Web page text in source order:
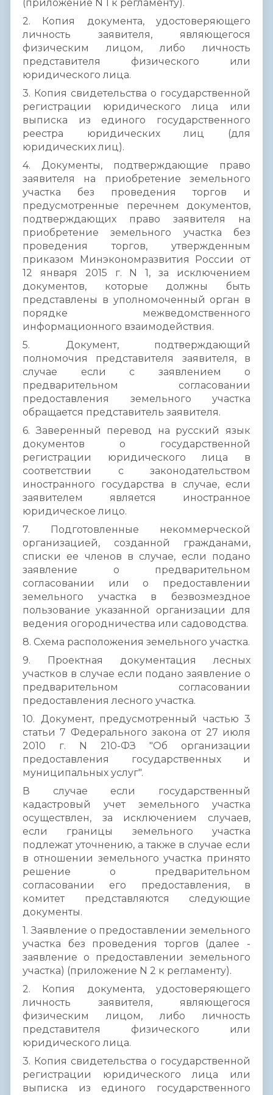
(приложение N 1 к регламенту).
2. Копия документа, удостоверяющего
личность заявителя, являющегося
физическим лицом, либо личность
представителя физического или
юридического лица.
3. Копия свидетельства о государственной
регистрации юридического лица или
выписка из единого государственного
реестра юридических лиц (для
юридических лиц).
4. Документы, подтверждающие право
заявителя на приобретение земельного
участка без проведения торгов и
предусмотренные перечнем документов,
подтверждающих право заявителя на
приобретение земельного участка без
проведения торгов, утвержденным
приказом Минэкономразвития России от
12 января 2015 г. N 1, за исключением
документов, которые должны быть
представлены в уполномоченный орган в
порядке межведомственного
информационного взаимодействия.
5. Документ, подтверждающий
полномочия представителя заявителя, в
случае если с заявлением о
предварительном согласовании
предоставления земельного участка
обращается представитель заявителя.
6. Заверенный перевод на русский язык
документов о государственной
регистрации юридического лица в
соответствии с законодательством
иностранного государства в случае, если
заявителем является иностранное
юридическое лицо.
7. Подготовленные некоммерческой
организацией, созданной гражданами,
списки ее членов в случае, если подано
заявление о предварительном
согласовании или о предоставлении
земельного участка в безвозмездное
пользование указанной организации для
ведения огородничества или садоводства.
8. Схема расположения земельного участка.
9. Проектная документация лесных
участков в случае если подано заявление о
предварительном согласовании
предоставления лесного участка.
10. Документ, предусмотренный частью 3
статьи 7 Федерального закона от 27 июля
2010 г. N 210-ФЗ "Об организации
предоставления государственных и
муниципальных услуг".
В случае если государственный
кадастровый учет земельного участка
осуществлен, за исключением случаев,
если границы земельного участка
подлежат уточнению, а также в случае если
в отношении земельного участка принято
решение о предварительном
согласовании его предоставления, в
комитет представляются следующие
документы.
1. Заявление о предоставлении земельного
участка без проведения торгов (далее -
заявление о предоставлении земельного
участка) (приложение N 2 к регламенту).
2. Копия документа, удостоверяющего
личность заявителя, являющегося
физическим лицом, либо личность
представителя физического или
юридического лица.
3. Копия свидетельства о государственной
регистрации юридического лица или
выписка из единого государственного